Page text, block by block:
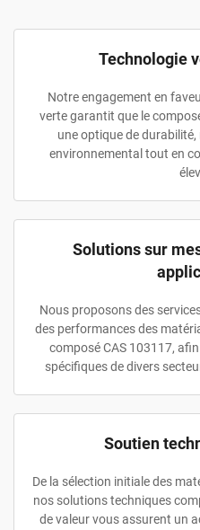
Technologie
Notre engagement en
verte garantit que le
une optique de
environnemental tout en
Solutions sur
Nous proposons des
des performances des
composé CAS 103117,
spécifiques de divers
Soutien
De la sélection initiale des
nos solutions techniques
de valeur vous assurent un